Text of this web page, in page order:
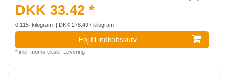
DKK 33.42 *
0.115 kilogram | DKK 278.49 / kilogram
Foj til indkobskurv
* inkl. moms ekskl. Levering